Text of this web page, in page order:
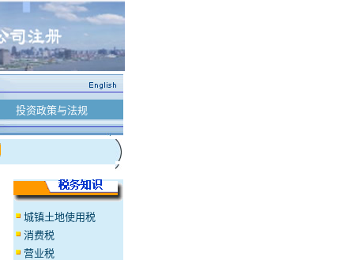
投资政策与法规
城镇土地使用税
消费税
营业税